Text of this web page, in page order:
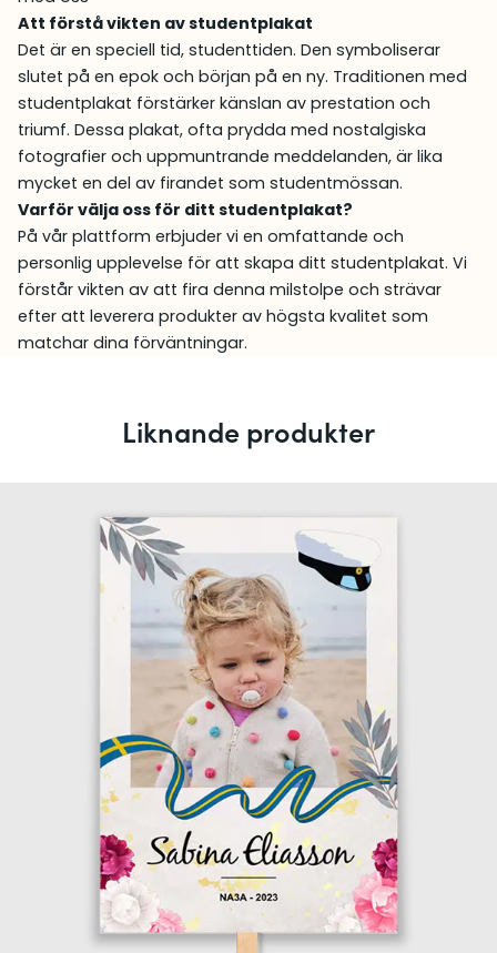
Att förstå vikten av studentplakat
Det är en speciell tid, studenttiden. Den symboliserar
slutet på en epok och början på en ny. Traditionen med
studentplakat förstärker känslan av prestation och
triumf. Dessa plakat, ofta prydda med nostalgiska
fotografier och uppmuntrande meddelanden, är lika
mycket en del av firandet som studentmössan.
Varför välja oss för ditt studentplakat?
På vår plattform erbjuder vi en omfattande och
personlig upplevelse för att skapa ditt studentplakat. Vi
förstår vikten av att fira denna milstolpe och strävar
efter att leverera produkter av högsta kvalitet som
matchar dina förväntningar.
Liknande produkter